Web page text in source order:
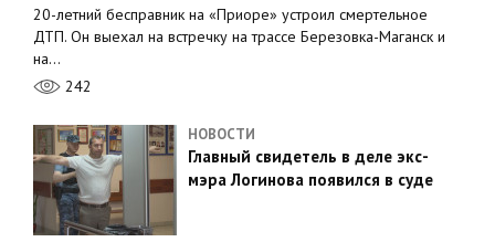
20-летний бесправник на «Приоре» устроил смертельное
ДТП. Он выехал на встречку на трассе Березовка-Маганск и
на…
242
НОВОСТИ
Главный свидетель в деле экс-
мэра Логинова появился в суде